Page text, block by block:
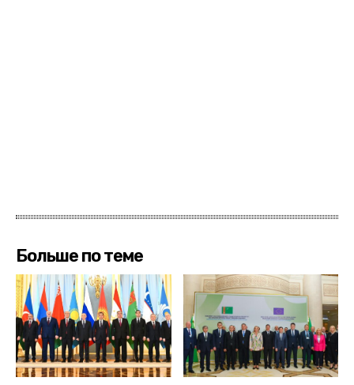
Больше по теме